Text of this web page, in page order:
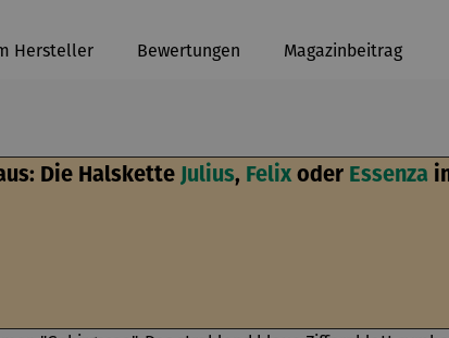
Hersteller Bewertungen Magazinbeitrag
Die Halskette Julius, Felixoder Essenza